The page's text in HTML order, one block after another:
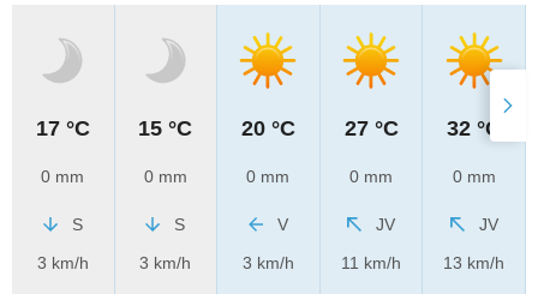
17 °C
0 mm
S
3 km/h
15 °C
0 mm
S
3 km/h
20 °C
0 mm
V
3 km/h
27 °C
0 mm
JV
11 km/h
32 °C
0 mm
JV
13 km/h